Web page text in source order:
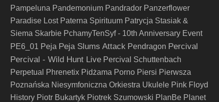
Pampeluna Pandemonium Pandrador Panzerflower
Paradise Lost Paterna Spirituum Patrycja Stasiak &
Siema Skarbie PchamyTenSyf - 10th Anniversary Event
PE6_01 Peja Peja Slums Attack Pendragon Percival
Percival - Wild Hunt Live Percival Schuttenbach
Perpetual
Phrenetix Pidżama Porno Piersi Pierwsza
Poznańska Niesymfoniczna Orkiestra Ukulele Pink Floyd
History Piotr Bukartyk Piotrek Szumowski PlanBe Planet